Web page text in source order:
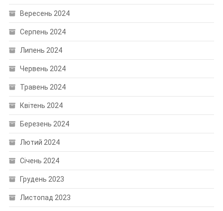
Вересень 2024
Серпень 2024
Липень 2024
Червень 2024
Травень 2024
Квітень 2024
Березень 2024
Лютий 2024
Січень 2024
Грудень 2023
Листопад 2023